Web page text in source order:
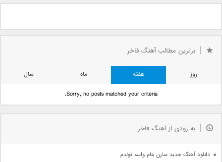
برترین مطالب آهنگ فاخر
روز هفته ماه
سال
Sorry, no posts matched your criteria.
به زودی از آهنگ فاخر
دانلود آهنگ جدید سارن بنام واسه تولدم